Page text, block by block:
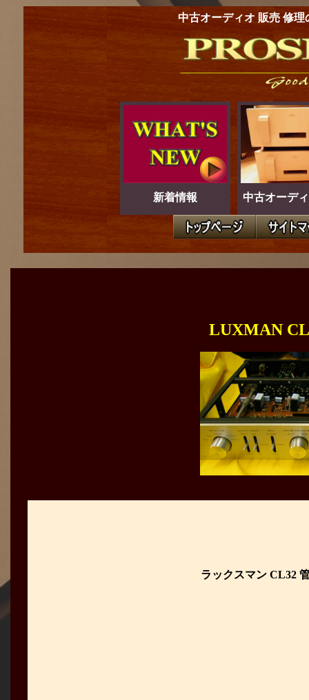
中古オーディオ 販売 修理
新着情報 中古オーデ
LUXMAN
ラックスマン CL32